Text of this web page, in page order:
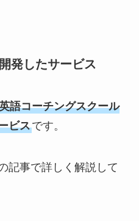
発したサービス
語コーチングスクール
ビスです。
記事で詳しく解説して